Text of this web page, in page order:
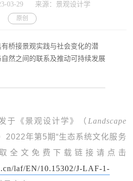
03-29 来源：景观设计学
原创
桥接景观实践与社会变化的潜
然之间的联系及推动可持续发展
于《景观设计学》（ Landscape
2022年第5期“生态系统文化服务
全文免费下载链接请点击
laf/EN/10.15302/J-LAF-1-